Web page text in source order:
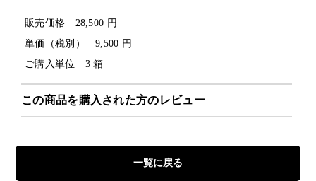
販売価格 28,500 円
単価（税別） 9,500 円
ご購入単位 3 箱
この商品を購入された方のレビュー
一覧に戻る